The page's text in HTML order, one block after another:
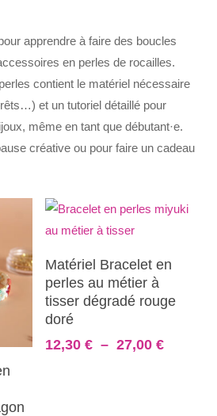
apprendre à faire des boucles
en perles de rocailles.
contient le matériel nécessaire
et un tutoriel détaillé pour
même en tant que débutant·e.
créative ou pour faire un cadeau
Choix Des Options
produit
a
plusieurs
Matériel Bracelet en
perles au métier à
tisser dégradé rouge
doré
12,30€ – 27,00€Plage